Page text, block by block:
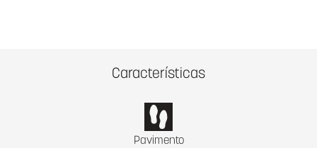
Características
Pavimento